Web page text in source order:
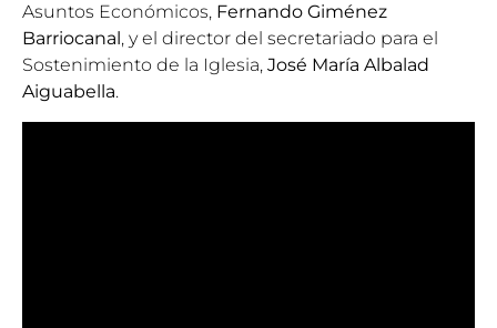
Asuntos Económicos, Fernando Giménez
Barriocanal , y el director del secretariado para el
Sostenimiento de la Iglesia, José María Albalad
Aiguabella.